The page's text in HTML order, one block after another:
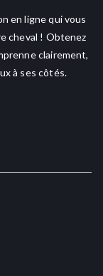
en ligne qui vous
cheval ! Obtenez
clairement,
à ses côtés.